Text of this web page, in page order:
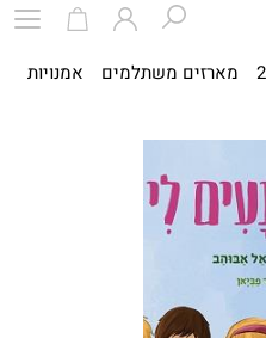
מארזים משתלמים אמנויות